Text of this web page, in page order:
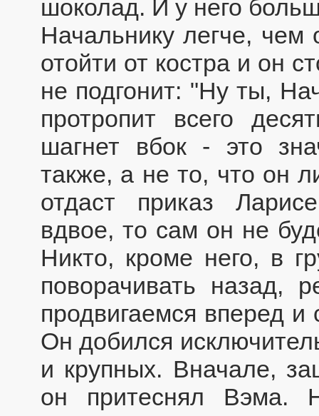
шоколад. И у него
Начальнику легче,
отойти от костра и он
не подгонит: "Ну ты,
протропит всего
шагнет вбок - это
также, а не то, что он
отдаст приказ
вдвое, то сам он не
Никто, кроме него, в
поворачивать назад,
продвигаемся вперед
Он добился
и крупных. Вначале,
он притеснял Вэма.